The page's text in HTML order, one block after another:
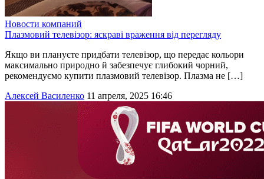
Новости компаний
Плазмовий телевізор: яскраві враження від перегляду
Якщо ви плануєте придбати телевізор, що передає кольори
максимально природно й забезпечує глибокий чорний,
рекомендуємо купити плазмовий телевізор. Плазма не […]
Алексей Василенко 11 апреля, 2025 16:46